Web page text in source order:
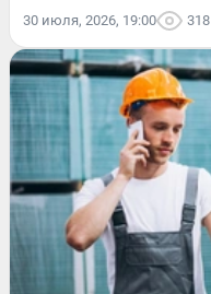
30 июля, 2026, 19:00 318